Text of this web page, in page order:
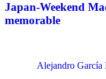
Japan-Weekend
memorable
Alejandro García